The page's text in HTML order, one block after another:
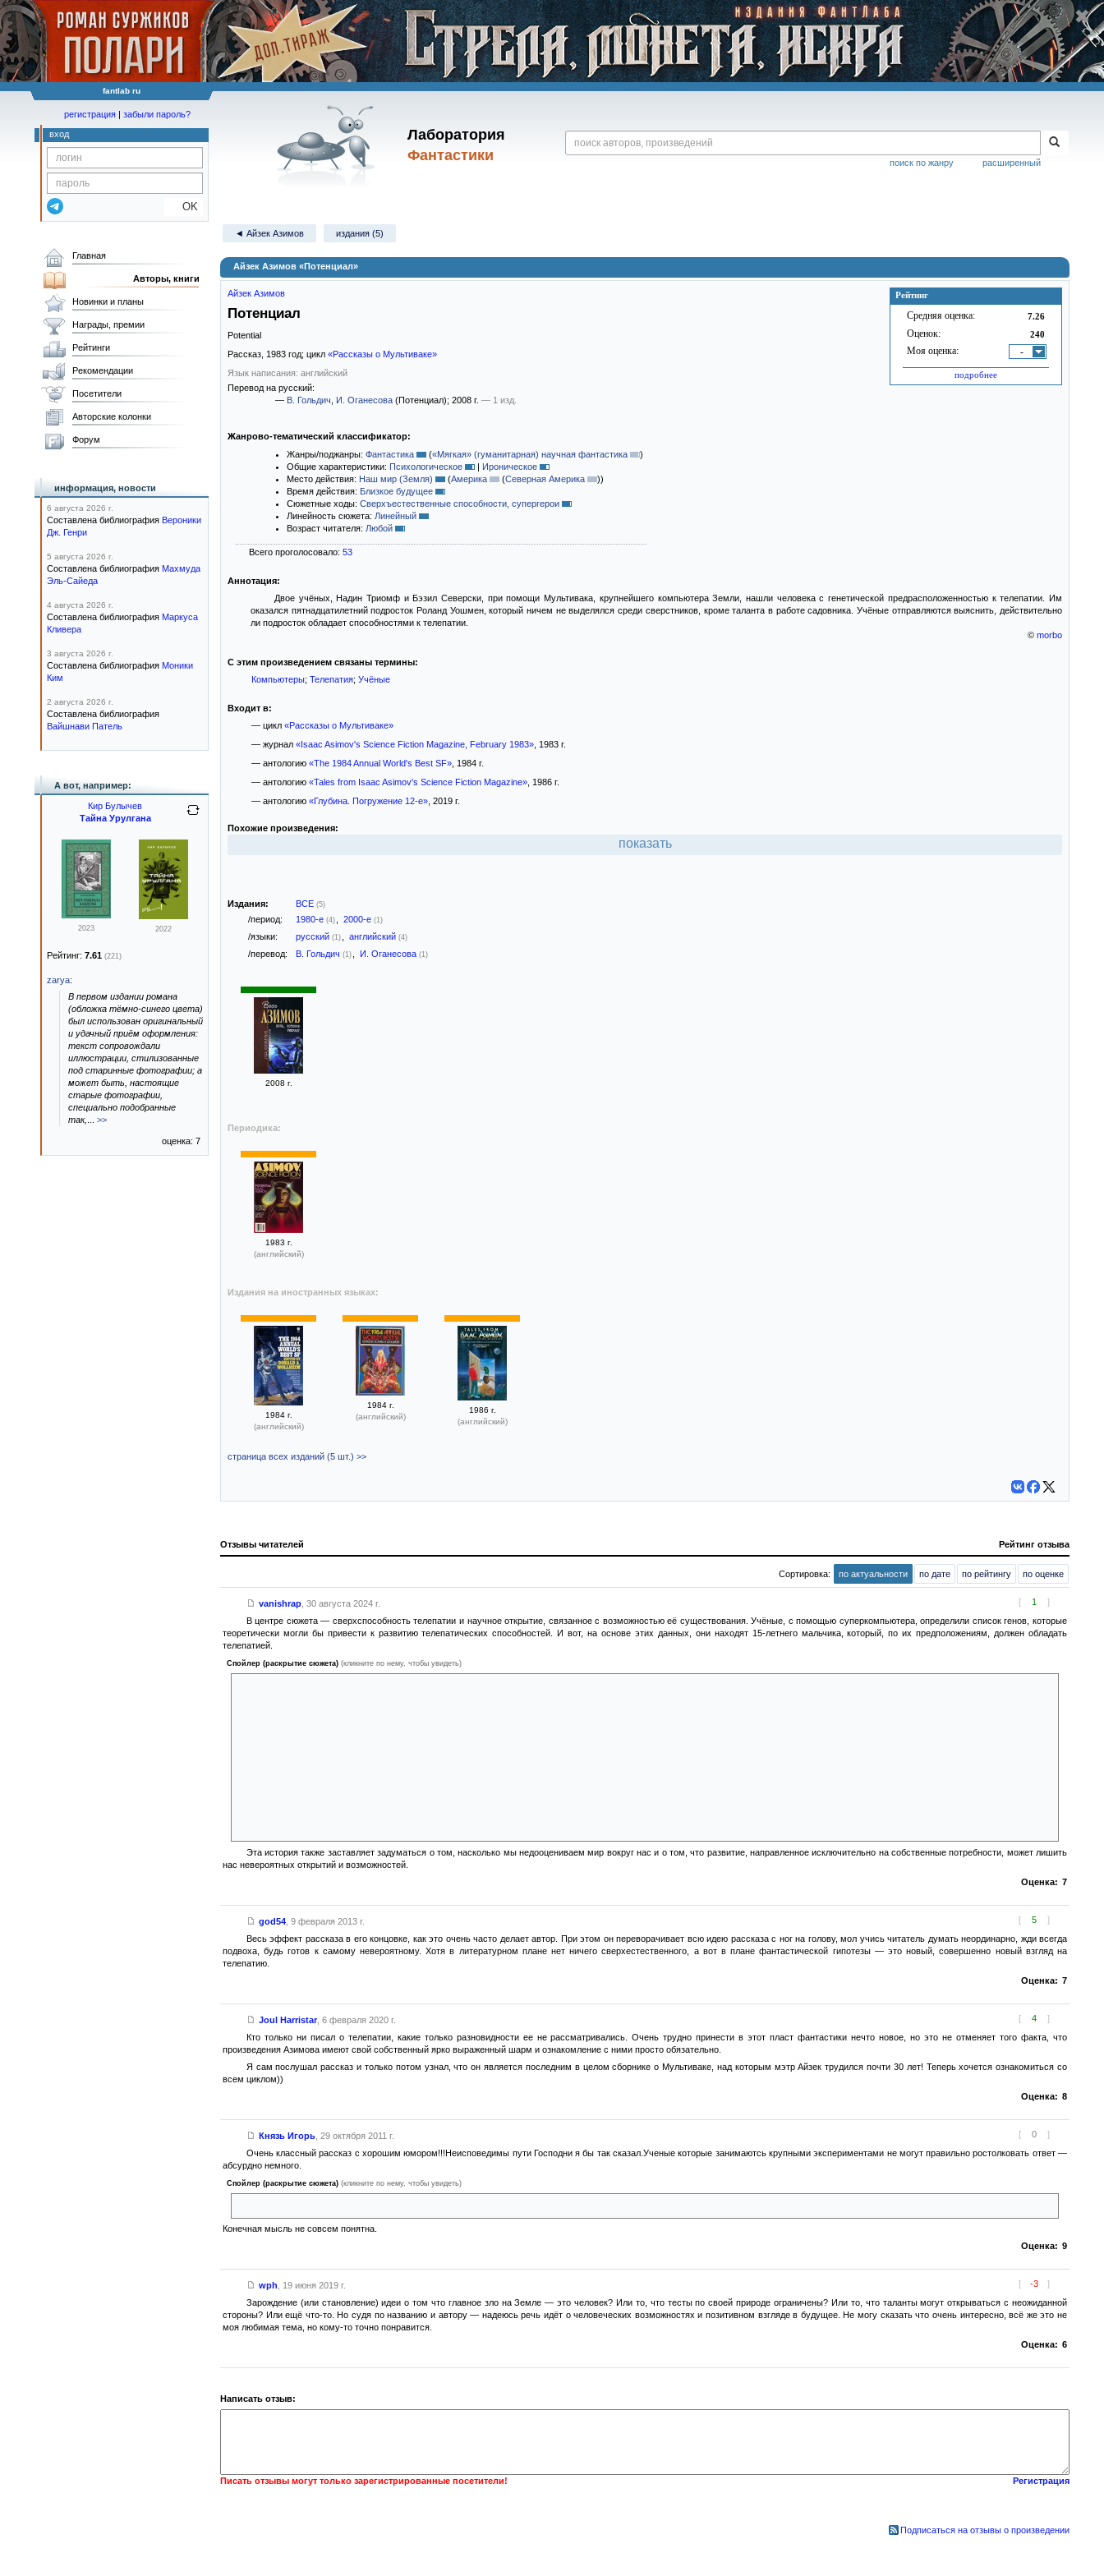
fantlab ru
Лаборатория
Фантастики
расширенный
поиск по жанру
регистрация | забыли пароль?
вход
OK
◄ Айзек Азимов издания (5)
Айзек Азимов «Потенциал»
Рейтинг
Средняя оценка: 7.26
Оценок: 240
Моя оценка: -
подробнее
Айзек Азимов
Потенциал
Potential
Рассказ, 1983 год; цикл «Рассказы о Мультиваке»
Язык написания: английский
Перевод на русский:
— В. Гольдич И. Оганесова (Потенциал); 2008 г. — 1 изд.
Жанрово-тематический классификатор:
Жанры/поджанры: Фантастика («Мягкая» (гуманитарная) научная фантастика
)
Общие характеристики: Психологическое | Ироническое
Место действия: Наш мир (Земля) (Америка (Северная Америка ))
Время действия: Близкое будущее
Сюжетные ходы: Сверхъестественные способности, супергерои
Линейность сюжета: Линейный
Возраст читателя: Любой
Всего проголосовало: 53
Аннотация:
Двое учёных, Надин Триомф и Бэзил Северски, при помощи Мультивака, крупнейшего компьютера Земли, нашли человека с генетической предрасположенностью к телепатии. Им
оказался пятнадцатилетний подросток Роланд Уошмен, который ничем не выделялся среди сверстников, кроме таланта в работе садовника. Учёные отправляются выяснить, действительно
ли подросток обладает способностями к телепатии.
© morbo
С этим произведением связаны термины:
Компьютеры; Телепатия; Учёные
Входит в:
— цикл «Рассказы о Мультиваке»
— журнал «Isaac Asimov's Science Fiction Magazine, February 1983», 1983 г.
— антологию «The 1984 Annual World's Best SF», 1984 г.
— антологию «Tales from Isaac Asimov's Science Fiction Magazine», 1986 г.
— антологию «Глубина. Погружение 12-е», 2019 г.
Похожие произведения:
показать
Издания: ВСЕ (5)
/период: 1980-е (4) 2000-е (1)
/языки: русский (1) английский (4)
/перевод: В. Гольдич (1) И. Оганесова (1)
2008 г.
Периодика:
1983 г.
(английский)
Издания на иностранных языках:
1984 г.
(английский)
1984 г.
(английский)
1986 г.
(английский)
страница всех изданий (5 шт.) >>
Отзывы читателей Рейтинг отзыва
Сортировка: по актуальности по дате по рейтингу по оценке
[ 1 ]
vanishrap, 30 августа 2024 г.
В центре сюжета — сверхспособность телепатии и научное открытие, связанное с возможностью её существования. Учёные, с помощью суперкомпьютера, определили список генов, которые
теоретически могли бы привести к развитию телепатических способностей. И вот, на основе этих данных, они находят 15-летнего мальчика, который, по их предположениям, должен обладать
телепатией.
Спойлер (раскрытие сюжета) (кликните по нему, чтобы увидеть)
Эта история также заставляет задуматься о том, насколько мы недооцениваем мир вокруг нас и о том, что развитие, направленное исключительно на собственные потребности, может лишить
нас невероятных открытий и возможностей.
Оценка: 7
[ 5 ]
god54, 9 февраля 2013 г.
Весь эффект рассказа в его концовке, как это очень часто делает автор. При этом он переворачивает всю идею рассказа с ног на голову, мол учись читатель думать неординарно, жди всегда
подвоха, будь готов к самому невероятному. Хотя в литературном плане нет ничего сверхестественного, а вот в плане фантастической гипотезы — это новый, совершенно новый взгляд на
телепатию.
Оценка: 7
[ 4 ]
Joul Harristar, 6 февраля 2020 г.
Кто только ни писал о телепатии, какие только разновидности ее не рассматривались. Очень трудно принести в этот пласт фантастики нечто новое, но это не отменяет того факта, что
произведения Азимова имеют свой собственный ярко выраженный шарм и ознакомление с ними просто обязательно.
Я сам послушал рассказ и только потом узнал, что он является последним в целом сборнике о Мультиваке, над которым мэтр Айзек трудился почти 30 лет! Теперь хочется ознакомиться со
всем циклом))
Оценка: 8
[ 0 ]
Князь Игорь, 29 октября 2011 г.
Очень классный рассказ с хорошим юмором!!!Неисповедимы пути Господни я бы так сказал.Ученые которые занимаютсь крупными экспериментами не могут правильно ростолковать ответ —
абсурдно немного.
Спойлер (раскрытие сюжета) (кликните по нему, чтобы увидеть)
Конечная мысль не совсем понятна.
Оценка: 9
[ -3 ]
wph
19 июня 2019 г.
Зарождение (или становление) идеи о том что главное зло на Земле — это человек? Или то, что тесты по своей природе ограничены? Или то, что таланты могут открываться с неожиданной
стороны? Или ещё что-то. Но судя по названию и автору — надеюсь речь идёт о человеческих возможностях и позитивном взгляде в будущее. Не могу сказать что очень интересно, всё же это не
моя любимая тема, но кому-то точно понравится.
Оценка: 6
Написать отзыв:
Писать отзывы могут только зарегистрированные посетители! Регистрация
Подписаться на отзывы о произведении
Главная
Авторы, книги
Новинки и планы
Награды, премии
Рейтинги
Рекомендации
Посетители
Авторские колонки
Форум
информация, новости
6 августа 2026 г.
Составлена библиография Вероники
Дж. Генри
5 августа 2026 г.
Составлена библиография Махмуда
Эль-Сайеда
4 августа 2026 г.
Составлена библиография Маркуса
Кливера
3 августа 2026 г.
Составлена библиография Моники
Ким
2 августа 2026 г.
Составлена библиография
Вайшнави Патель
А вот, например:
Кир Булычев
Тайна Урулгана
2023 2022
Рейтинг: 7.61 (221)
zarya:
В первом издании романа
(обложка тёмно-синего цвета)
был использован оригинальный
и удачный приём оформления:
текст сопровождали
иллюстрации, стилизованные
под старинные фотографии; а
может быть, настоящие
старые фотографии,
специально подобранные
так,
>>
оценка: 7